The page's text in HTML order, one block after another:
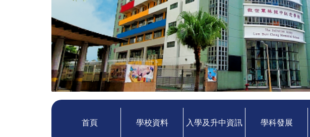
首頁 學校資料 入學及升中資訊 學科發展